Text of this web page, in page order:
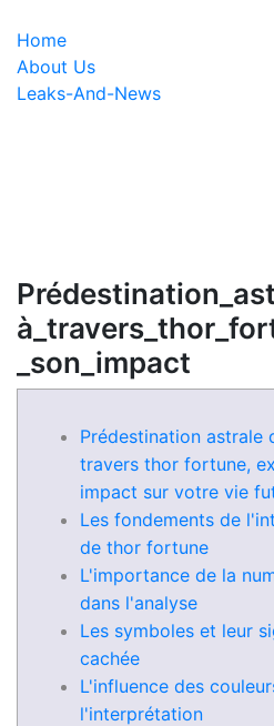
Home
About Us
Leaks-And-News
_son_impact
Prédestination astrale
travers thor fortune,
impact sur votre vie
Les fondements de
de thor fortune
L'importance de la
dans l'analyse
Les symboles et leur
cachée
L'influence des
l'interprétation